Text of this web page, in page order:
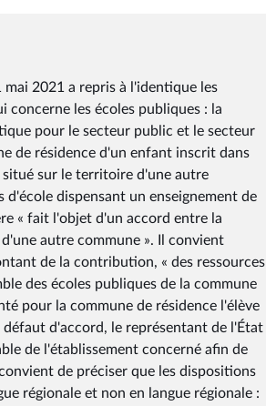
2021 a repris à l'identique les
les écoles publiques : la
pour le secteur public et le secteur
de résidence d'un enfant inscrit dans
situé sur le territoire d'une autre
dispensant un enseignement de
« fait l'objet d'un accord entre la
autre commune ». Il convient
de la contribution, « des ressources
des écoles publiques de la commune
pour la commune de résidence l'élève
défaut d'accord, le représentant de l'État
de l'établissement concerné afin de
de préciser que les dispositions
régionale et non en langue régionale :